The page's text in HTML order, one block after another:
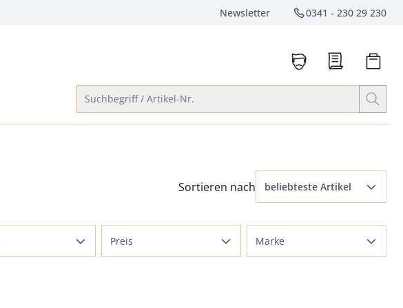
Newsletter Service-
0341 - 230 29 230
anrufen
Suchbegriff / Artikel-Nr.
Menü Sortierung: beliebteste Artikel
Sortieren nach beliebteste Artikel
Preis aufsteigend
Preis Marke